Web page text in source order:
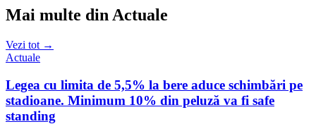
Mai multe din Actuale
Vezi tot →
Actuale
Legea cu limita de 5,5% la bere aduce schimbări pe
stadioane. Minimum 10% din peluză va fi safe
standing